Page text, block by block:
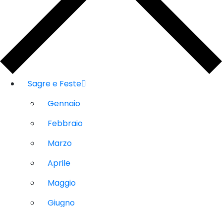
Sagre e Feste
Gennaio
Febbraio
Marzo
Aprile
Maggio
Giugno